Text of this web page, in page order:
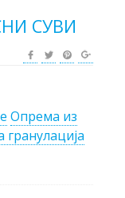
СУВИ
Опрема из
гранулација